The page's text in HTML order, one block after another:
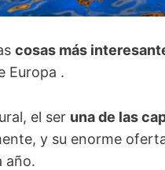
cosas más
Europa .
el ser una de las
y su enorme
año.